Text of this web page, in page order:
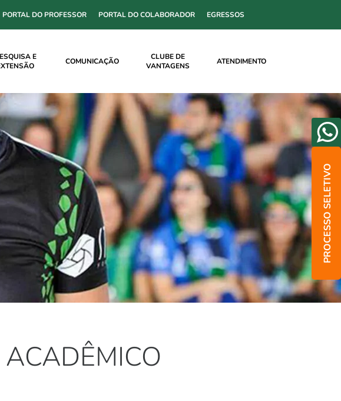
PORTAL DO PROFESSOR PORTAL DO COLABORADOR EGRESSOS
E
COMUNICAÇÃO
CLUBE DE
VANTAGENS
ATENDIMENTO
PROCESSO SELETIVO